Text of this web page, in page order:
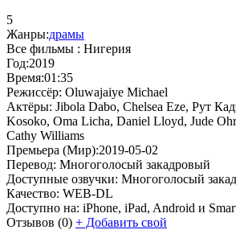
5
Жанры:драмы
Все фильмы : Нигерия
Год:2019
Время:01:35
Режиссёр: Oluwajaiye Michael
Актёры: Jibola Dabo, Chelsea Eze, Рут
Kosoko, Oma Licha, Daniel Lloyd, Jude
Cathy Williams
Премьера (Мир):2019-05-02
Перевод: Многоголосый закадровый
Доступные озвучки: Многоголосый
Качество: WEB-DL
Доступно на: iPhone, iPad, Android и
Отзывов (0) + Добавить свой